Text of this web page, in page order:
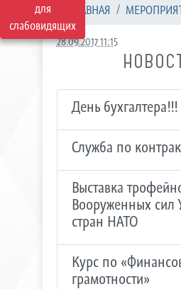
для
слабовидящих
ГЛАВНАЯ
28.09.2017 11:15
День бухгалтера!!!
Служба по
Выставка
Вооруженных сил
стран НАТО
Курс по
грамотности»